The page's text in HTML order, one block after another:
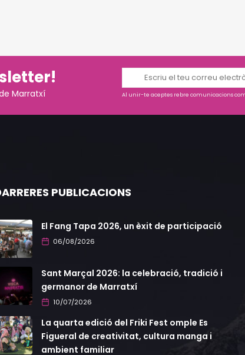
Marratxí Al unir-te aceptes rebre comunicacions
PUBLICACIONS
El Fang Tapa 2026, un èxit de participació
06/08/2026
Sant Marçal 2026: la celebració, tradició i
germanor de Marratxí
10/07/2026
La quarta edició del Friki Fest omple Es
Figueral de creativitat, cultura manga i
ambient familiar